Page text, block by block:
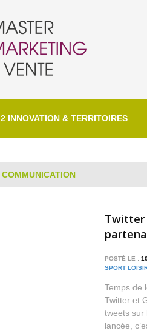
INNOVATION & TERRITOIRES
Twitter
POSTÉ LE :
SPORT
Temps de
Twitter et
tweets sur
lancée,